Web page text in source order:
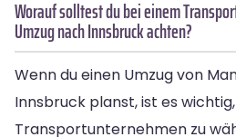
Worauf solltest du bei einem
Umzug nach Innsbruck achten?
Wenn du einen Umzug von
Innsbruck planst, ist es
Transportunternehmen zu